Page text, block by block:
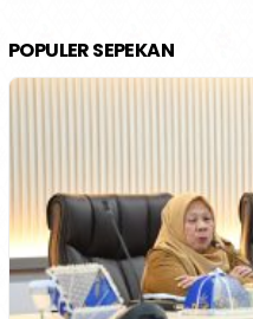
POPULER SEPEKAN